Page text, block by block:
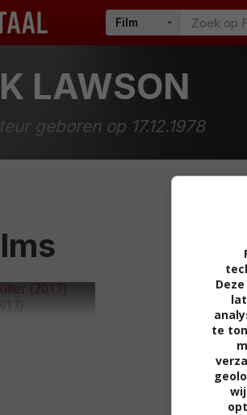
LAWSON
geboren op 17.12.1978
te